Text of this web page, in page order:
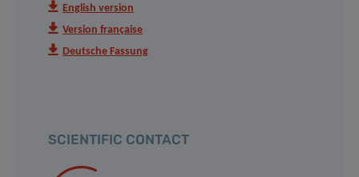
English version
Version française
Deutsche Fassung
SCIENTIFIC CONTACT